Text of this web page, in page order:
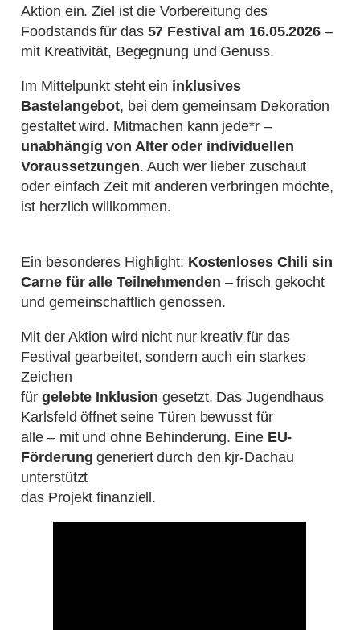
Aktion ein. Ziel ist die Vorbereitung des
Foodstands für das 57 Festival am 16.05.2026 –
mit Kreativität, Begegnung und Genuss.
Im Mittelpunkt steht ein inklusives
Bastelangebot, bei dem gemeinsam Dekoration
gestaltet wird. Mitmachen kann jede*r –
unabhängig von Alter oder individuellen
Voraussetzungen. Auch wer lieber zuschaut
oder einfach Zeit mit anderen verbringen möchte,
ist herzlich willkommen.
Ein besonderes Highlight: Kostenloses Chili sin
Carne für alle Teilnehmenden – frisch gekocht
und gemeinschaftlich genossen.
Mit der Aktion wird nicht nur kreativ für das
Festival gearbeitet, sondern auch ein starkes
Zeichen
fürgelebte Inklusion gesetzt. Das Jugendhaus
Karlsfeld öffnet seine Türen bewusst für
alle – mit und ohne Behinderung. Eine EU-
Förderung generiert durch den kjr-Dachau
unterstützt
das Projekt finanziell.